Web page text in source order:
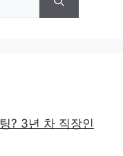
? 3년 차 직장인